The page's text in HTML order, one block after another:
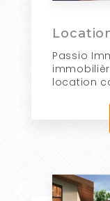
Passio
location